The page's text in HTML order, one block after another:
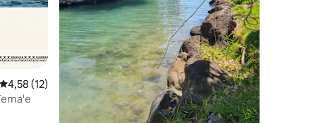
4,58 av 5 i genomsnittligt betyg, 12 omdömen
4,58 (12)